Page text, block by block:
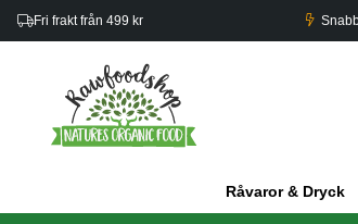
Fri frakt från 499 kr
Råvaror & Dryck